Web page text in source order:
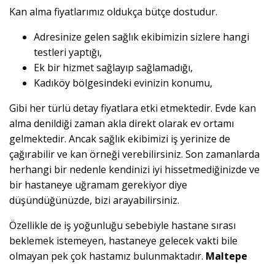
Kan alma fiyatlarımız oldukça bütçe dostudur.
Adresinize gelen sağlık ekibimizin sizlere hangi
testleri yaptığı,
Ek bir hizmet sağlayıp sağlamadığı,
Kadıköy bölgesindeki evinizin konumu,
Gibi her türlü detay fiyatlara etki etmektedir. Evde kan
alma denildiği zaman akla direkt olarak ev ortamı
gelmektedir. Ancak sağlık ekibimizi iş yerinize de
çağırabilir ve kan örneği verebilirsiniz. Son zamanlarda
herhangi bir nedenle kendinizi iyi hissetmediğinizde ve
bir hastaneye uğramam gerekiyor diye
düşündüğünüzde, bizi arayabilirsiniz.
Özellikle de iş yoğunluğu sebebiyle hastane sırası
beklemek istemeyen, hastaneye gelecek vakti bile
olmayan pek çok hastamız bulunmaktadır. Maltepe